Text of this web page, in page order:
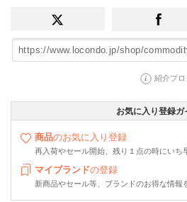
紹介プ
お気に入り登録ガ
商品のお気に入り登録
再入荷やセール開始、残り１点の時にいち
マイブランドの登録
新商品やセール等、ブランドのお得な情報